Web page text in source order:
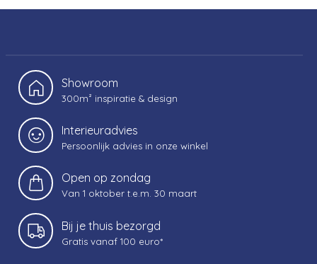
Showroom
300m² inspiratie & design
Interieuradvies
Persoonlijk advies in onze winkel
Open op zondag
Van 1 oktober t.e.m. 30 maart
Bij je thuis bezorgd
Gratis vanaf 100 euro*